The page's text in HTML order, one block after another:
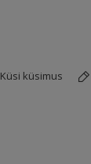
Küsi küsimus